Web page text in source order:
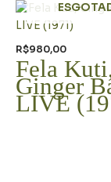
R$980,00
Fela
Ginger
LIVE